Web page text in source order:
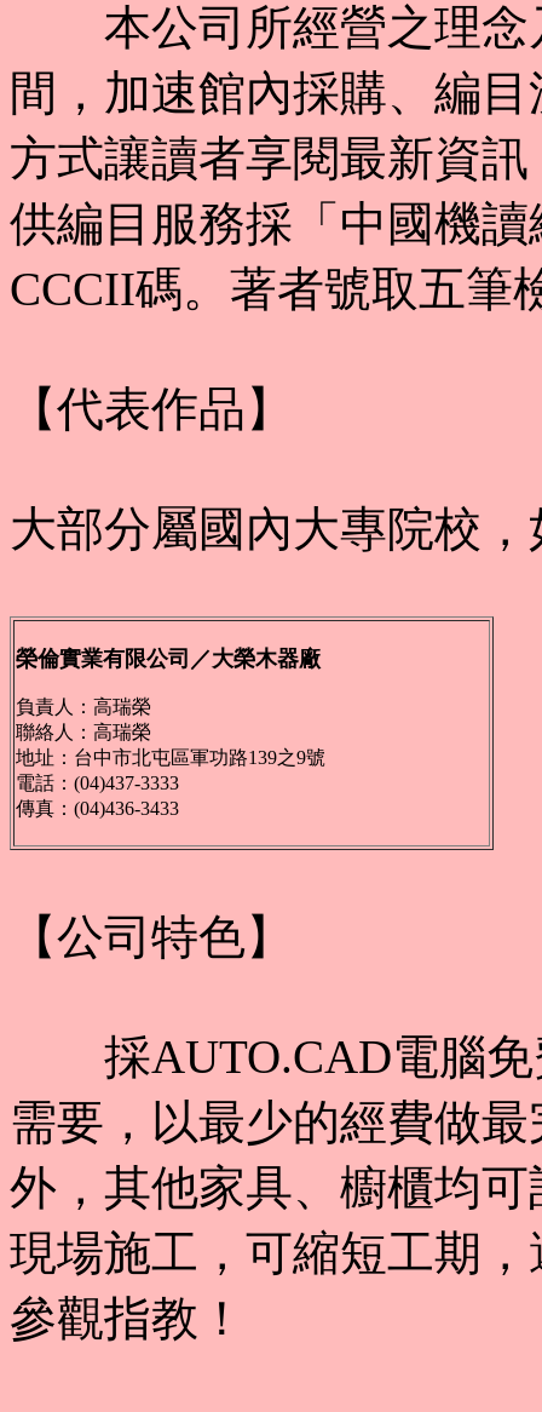
本公司所經營之理念
間，加速館內採購、編
方式讓讀者享閱最新資
供編目服務採「中國機
CCCII碼。著者號取五筆
【代表作品】
大部分屬國內大專院校
榮倫實業有限公司／大榮木器廠
負責人：高瑞榮
聯絡人：高瑞榮
地址：台中市北屯區軍功路139之9號
電話：(04)437-3333
傳真：(04)436-3433
【公司特色】
採AUTO.CAD電腦免
需要，以最少的經費做
外，其他家具、櫥櫃均
現場施工，可縮短工期
參觀指教！